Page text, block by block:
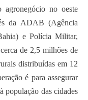
no oeste
da ADAB (Agência
e Polícia Militar,
de 2,5 milhões de
distribuídas em 12
é para assegurar
população das cidades